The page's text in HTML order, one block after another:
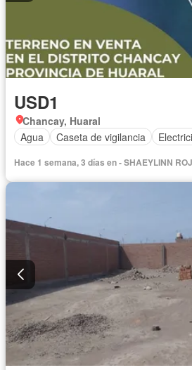
USD1
Chancay, Huaral
Agua
Caseta de vigilancia
Hace 1 semana, 3 días en - SHAEYLINN